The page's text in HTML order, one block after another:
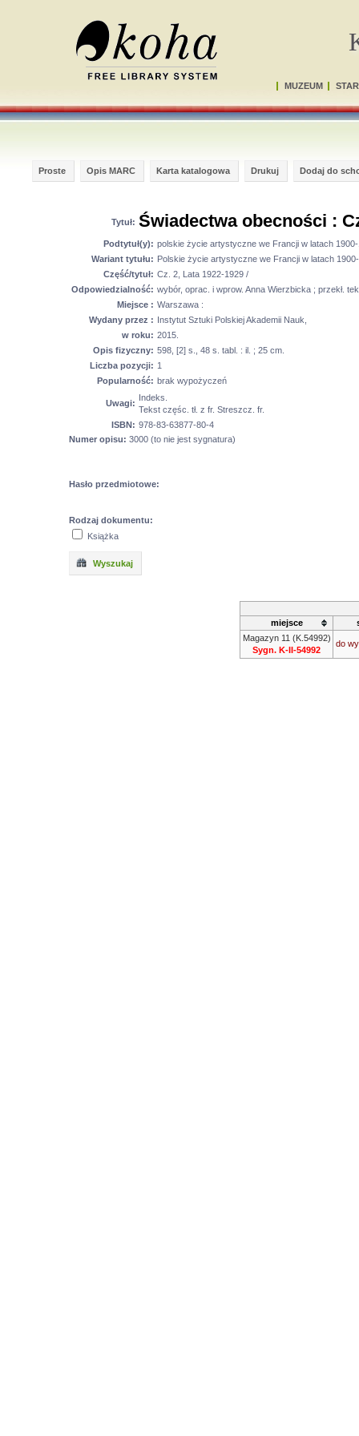
MUZEUM
Proste Opis MARC Karta katalogowa Drukuj Dodaj do
Tytuł: Świadectwa obecności :
Podtytuł(y): polskie życie artystyczne we Francji w latach
Wariant tytułu: Polskie życie artystyczne we Francji w latach
Część/tytuł: Cz. 2, Lata 1922-1929 /
Odpowiedzialność: wybór, oprac. i wprow. Anna Wierzbicka ; przekł.
Miejsce : Warszawa :
Wydany przez : Instytut Sztuki Polskiej Akademii Nauk,
w roku: 2015.
Opis fizyczny: 598, [2] s., 48 s. tabl. : il. ; 25 cm.
Liczba pozycji: 1
Popularność: brak wypożyczeń
Uwagi:
Indeks.
Tekst częśc. tł. z fr. Streszcz. fr.
ISBN: 978-83-63877-80-4
Numer opisu: 3000 (to nie jest sygnatura)
Hasło przedmiotowe:
Rodzaj dokumentu:
Książka
Wyszukaj
miejsce
Magazyn 11 (K.54992)
Sygn. K-II-54992
do